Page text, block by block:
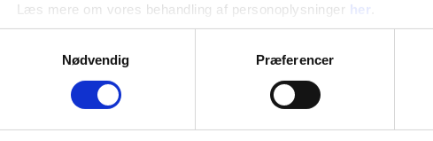
Læs mere om vores behandling af personoplysninger her
Nødvendig
Præferencer
4180 Sorø
Åbningstider
Mandag – torsdag 8.00
Jordforureningsområdet:
Mandag - fredag: 9:00 - 12:00
57 87 59 04